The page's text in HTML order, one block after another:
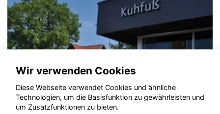
Wir verwenden Cookies
Diese Webseite verwendet Cookies und ähnliche
Technologien, um die Basisfunktion zu gewährleisten und
um Zusatzfunktionen zu bieten.